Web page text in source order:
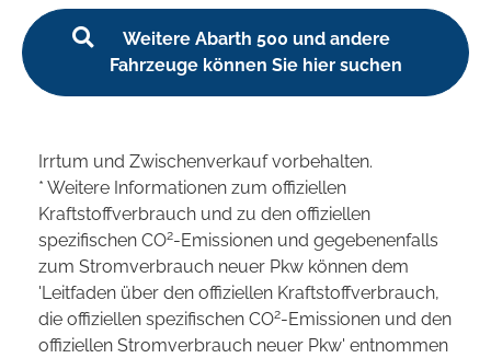
Weitere Abarth 500 und andere
Fahrzeuge können Sie hier suchen
Irrtum und Zwischenverkauf vorbehalten.
* Weitere Informationen zum offiziellen
Kraftstoffverbrauch und zu den offiziellen
spezifischen CO2-Emissionen und gegebenenfalls
zum Stromverbrauch neuer Pkw können dem
'Leitfaden über den offiziellen Kraftstoffverbrauch,
die offiziellen spezifischen CO2-Emissionen und den
offiziellen Stromverbrauch neuer Pkw' entnommen